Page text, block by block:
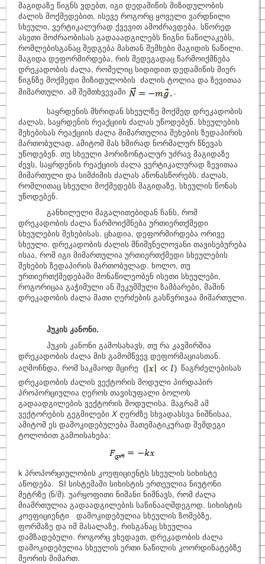
მაგიდაზე წიგნს ვდებთ, იგი დედამიწის მიზიდულობის
ძალის მოქმედებით, ისევე როგორც ყოველი ვარდნილი
სხეული, ვერტიკალურად ქვევით ამოძრავდება. სწორედ
ასეთი მოძრაობისას გადააადგილებს წიგნი ნაწილაკებს,
რომლებისგანაც შედგება მასთან შემხები მაგიდის ნაწილი.
მაგიდა დეფორმირდება, რის შედეგადაც წარმოიქმნება
დრეკადობის ძალა, რომელიც სიდიდით დედამიწის მიერ
წიგნზე მოქმედი მიზიდულობის ძალის ტოლია და ზევითაა
მიმართული. ამ შემთხვევაში
.
საყრდენის მხრიდან სხეულზე მოქმედ დრეკადობის
ძალას, საყრდენის რეაქციის ძალას უწოდებენ. სხეულების
შეხებისას რეაქციის ძალა მიმართულია შეხების ზედაპირის
მართობულად. ამიტომ მას ხშირად ნორმალურ წნევას
უწოდებენ. თუ სხეული ჰორიზონტალურ უძრავ მაგიდაზე
ძევს, საყრდენის რეაქციის ძალა ვერტიკალურად ზევითაა
მიმართული და სიმძიმის ძალას აწონასწორებს. ძალას,
რომლითაც სხეული მოქმედებს მაგიდაზე, სხეულის წონას
უწოდებენ.
განხილული მაგალითებიდან ჩანს, რომ
დრეკადობის ძალა წარმოიქმნება ურთიერთქმედი
სხეულების შეხებისას. ცხადია, დეფორმირდება ორივე
სხეული. დრეკადობის ძალის მნიშვნელოვანი თავისებურება
ისაა, რომ იგი მიმართულია ურთიერთქმედი სხეულების
შეხების ზედაპირის მართობულად. ხოლო, თუ
ურთიერთქმედებაში მონაწილეობენ ისეთი სხეულები,
როგორიცაა გაჭიმული ან შეკუმშული ზამბარები, მაშინ
დრეკადობის ძალა მათი ღერძების გასწვრივაა მიმართული.
ჰუკის კანონი.
ჰუკის კანონი გამოსახავს, თუ რა კავშირშია
დრეკადობის ძალა მის გამომწვევ დეფორმაციასთან.
აღმოჩნდა, რომ საკმაოდ მცირე
წაგრძელებისას
დრეკადობის ძალის ვექტორის მოდული პირდაპირ
პროპორციულია ღეროს თავისუფალი ბოლოს
გადაადგილების ვექტორის მოდულისა. მაგრამ ამ
ვექტორების გეგმილები Xღერძზე სხვადასსვა ნიშნისაა,
ამიტომ ეს დამოკიდებულება მათემატიკურად შემდეგი
ტოლობით გამოისახება:
k პროპორციულობის კოეფიციენტს სხეულის სიხისტე
აწოდება. SI სისტემაში სიხისტის ერთეულია ნიუტონი
მეტრზე (ნ/მ). უარყოფითი ნიშანი ნიშნავს, რომ ძალა
მიამრთულია გადაადგილების საწინააღმდეგოდ. სიხისტის
კოეფიციენტი დამოკიდებულია სხეულის ზომებზე,
ფორმაზე და იმ მასალაზე, რისგანაც სხეულია
დამზადებული. როგორც ვხედავთ, დრეკადობის ძალა
დამოკიდებულია სხეულის ერთი ნაწილის კოორდინატებზე
მეორის მიმართ.